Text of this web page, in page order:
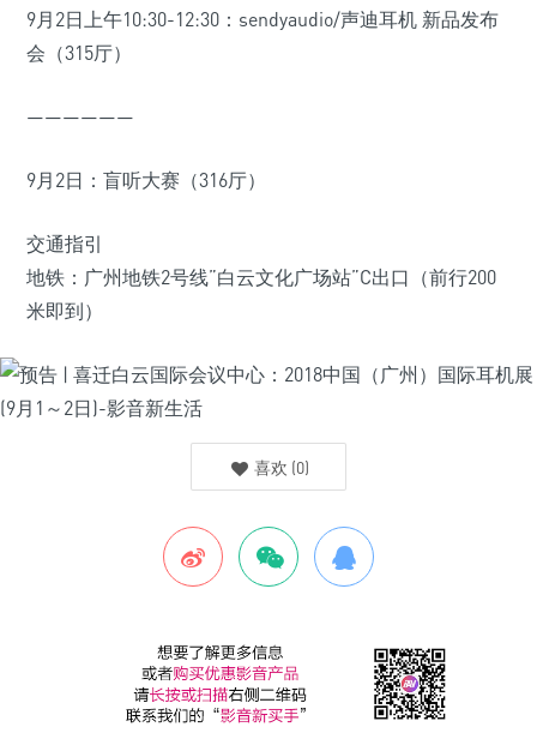
9月2日上午10:30-12:30：sendyaudio/声迪耳机 新品发布
会（315厅）
——————
9月2日：盲听大赛（316厅）
交通指引
地铁：广州地铁2号线”白云文化广场站”C出口（前行200
米即到）
喜欢 (0)